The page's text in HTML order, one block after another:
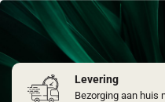
Levering
Bezorging aan huis